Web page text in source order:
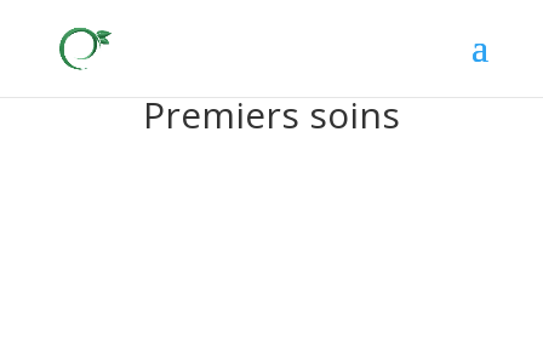
Premiers soins